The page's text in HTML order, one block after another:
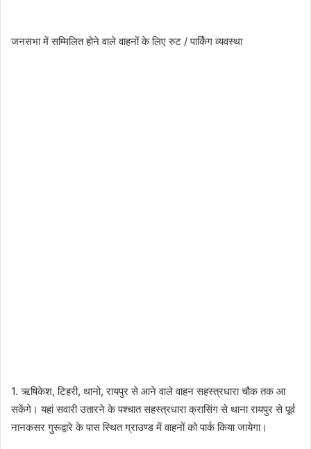
जनसभा में सम्मिलित होने वाले वाहनों के लिए रुट / पार्किंग व्यवस्था
1. ऋषिकेश, टिहरी, थानो, रायपुर से आने वाले वाहन सहस्त्रधारा चौक तक आ
सकेंगे। यहां सवारी उतारने के पश्चात सहस्त्रधारा क्रासिंग से थाना रायपुर से पूर्व
नानकसर गुरूद्वारे के पास स्थित ग्राउण्ड में वाहनों को पार्क किया जायेगा।